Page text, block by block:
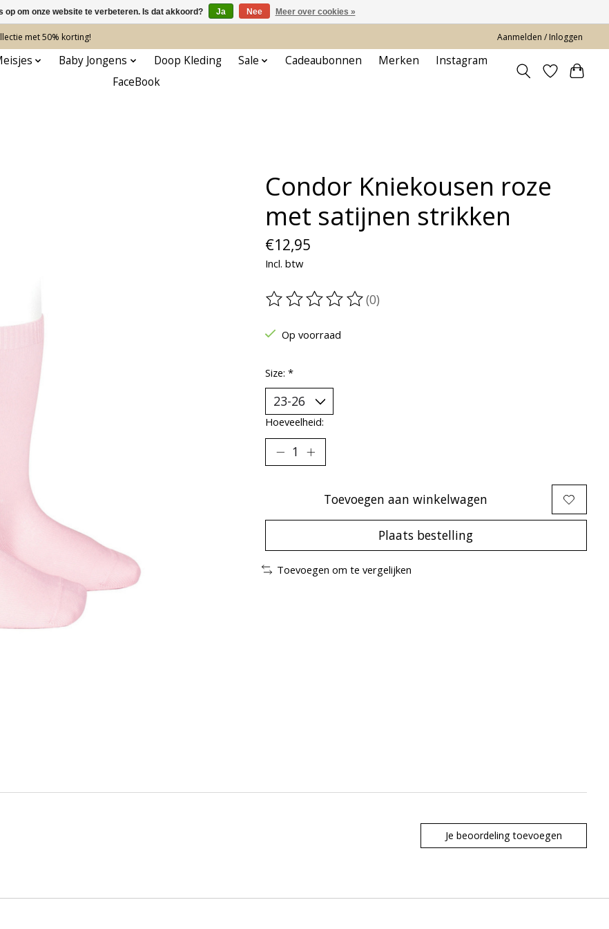
met 50% korting! Aanmelden / Inloggen
Baby Jongens Doop Kleding Sale Cadeaubonnen Merken
Instagram
FaceBook
Condor Kniekousen roze
met satijnen strikken
€12,95
Incl. btw
De beoordeling van dit product is
(0)
Op voorraad
Size: *
Hoeveelheid:
Toevoegen aan winkelwagen
Plaats bestelling
Toevoegen om te vergelijken
Je beoordeling toevoegen
op om onze website te verbeteren. Is dat akkoord? Ja Nee Meer over cookies »